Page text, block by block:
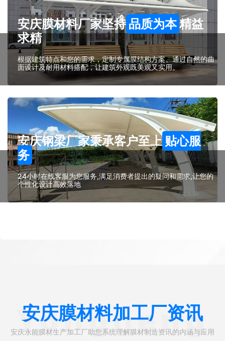
安庆膜材料厂家坚持 品质为本精益
求精
根据建筑特点和您的需求，定制专属膜结构方案。通过自然的曲
面设计及耐用材料搭配，让建筑外观既美观又实用。
安庆钢梁厂家秉承客户至上 贴心服
务
24小时在线客服为您服务,满足消费者提出的疑问和需求,让您的
个性化设计高效落地
安庆膜材料加工厂资讯
安庆永能膜材生产加工厂助您系统理解膜材制造资讯的内涵与应用
Yongneng